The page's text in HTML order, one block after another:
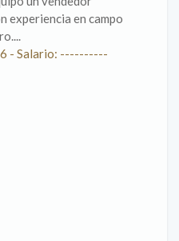
experiencia en campo
- Salario: ----------